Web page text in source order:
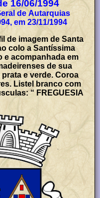
16/06/1994
de Autarquias
Locais, com o n.º 023/1994, em 23/11/1994
de imagem de Santa
colo a Santíssima
e acompanhada em
de sua
e verde. Coroa
Listel branco com
“ FREGUESIA